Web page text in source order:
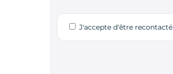
J'accepte d'être recontacté